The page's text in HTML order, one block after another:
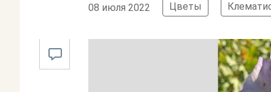
08 июля 2022 Цветы